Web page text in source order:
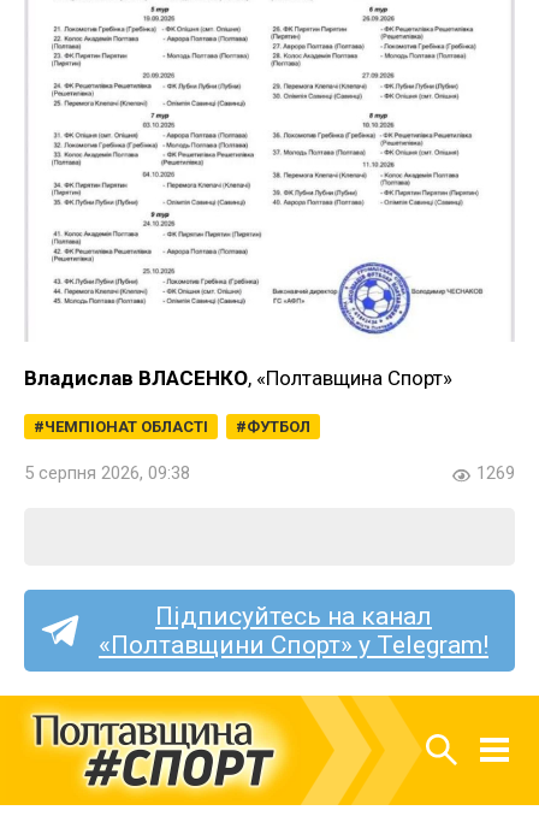
Владислав ВЛАСЕНКО, «Полтавщина Спорт»
ЧЕМПІОНАТ ОБЛАСТІ ФУТБОЛ
5 серпня 2026, 09:38 1269
Підписуйтесь на канал
«Полтавщини Спорт» у Telegram!